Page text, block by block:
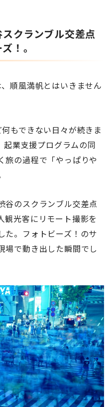
クランブル交差点
！。
順風満帆とはいきません
もできない日々が続きま
業支援プログラムの同
旅の過程で「やっぱりや
谷のスクランブル交差点
観光客にリモート撮影を
た。フォトビーズ！のサ
場で動き出した瞬間でし